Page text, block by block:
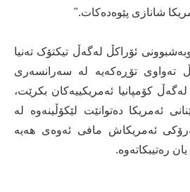
شانازی پێوەدەکات."
ئۆراکڵ لەگەڵ تیکتۆک تەنیا
تەواوی تۆڕەکەیە لە سەرانسەری
کۆمپانیا ئەمریکییەکان بکرێت،
ئەمریکا دەتوانێت لێکۆڵینەوە لە
ئەمریکاش مافی ئەوەی هەیە
رەتیبکاتەوە.